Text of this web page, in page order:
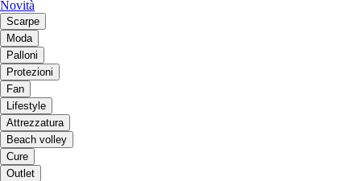
Novità
Scarpe
Moda
Palloni
Protezioni
Fan
Lifestyle
Attrezzatura
Beach volley
Cure
Outlet